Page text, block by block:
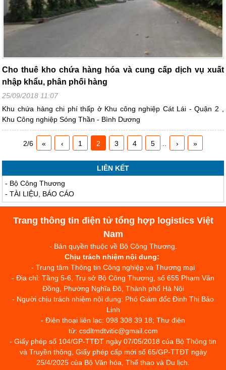
Cho thuê kho chứa hàng hóa và cung cấp dịch vụ xuất
nhập khẩu, phân phối hàng
25/09/2018 11:07
Khu chứa hàng chi phí thấp ở Khu công nghiệp Cát Lái - Quận 2 ,
Khu Công nghiệp Sóng Thần - Bình Dương
2/6 « ‹ 1 2 3 4 5 › »
LIÊN KẾT
- Bộ Công Thương
-TÀI LIỆU, BÁO CÁO
Trang thông tin điện tử tổng hợp logistics Việt
Nam
- Bản quyền thuộc về Bộ Công Thương.
Chịu trách nhiệm nội dung:
- Trung tâm Thông tin Công nghiệp và Thương mại
- Địa chỉ: Tầng 5-6, Trụ sở Bộ Công Thương, số 655 Phạm Văn
Đồng, Phường Nghĩa Đô, Thành phố Hà Nội
- Người chịu trách nhiệm nội dung: Phó Giám đốc Đinh Thị Bảo
Linh
- Điện thoại liên lạc: 098 308 39 18; Thư điện
tử: csdltmdtvitic@gmail.com
- Giấy phép số 104/GP-TTĐT ngày 07/05/2018 của Bộ Thông tin
và Truyền thông, Giấy phép cấp mới số 65/GP-TTĐT ngày
25/4/2025 của Bộ Văn hóa, Thể thao và Du lịch.